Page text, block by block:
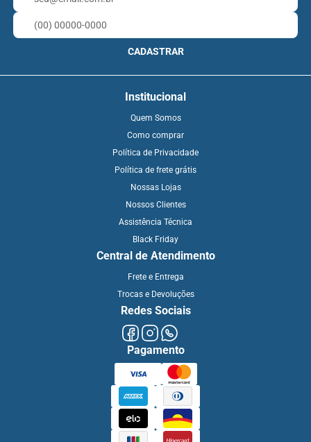
CADASTRAR
Institucional
Quem Somos
Como comprar
Política de Privacidade
Política de frete grátis
Nossas Lojas
Nossos Clientes
Assistência Técnica
Black Friday
Central de Atendimento
Frete e Entrega
Trocas e Devoluções
Redes Sociais
Pagamento